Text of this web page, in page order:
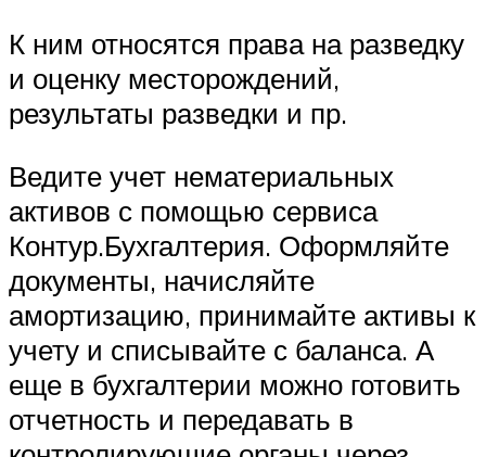
К ним относятся права на разведку
и оценку месторождений,
результаты разведки и пр.
Ведите учет нематериальных
активов с помощью сервиса
Контур.Бухгалтерия. Оформляйте
документы, начисляйте
амортизацию, принимайте активы к
учету и списывайте с баланса. А
еще в бухгалтерии можно готовить
отчетность и передавать в